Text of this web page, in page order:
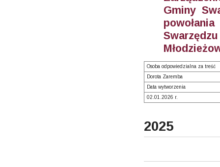
Gminy
Osoba odpowiedzialna za treść
Dorota Zaremba
Data wytworzenia
02.01.2026 r.
2025